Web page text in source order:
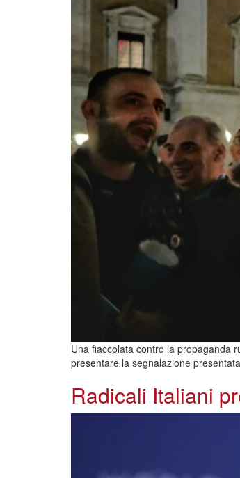
Una fiaccolata contro la propaganda
presentare la segnalazione
Radicali Italiani